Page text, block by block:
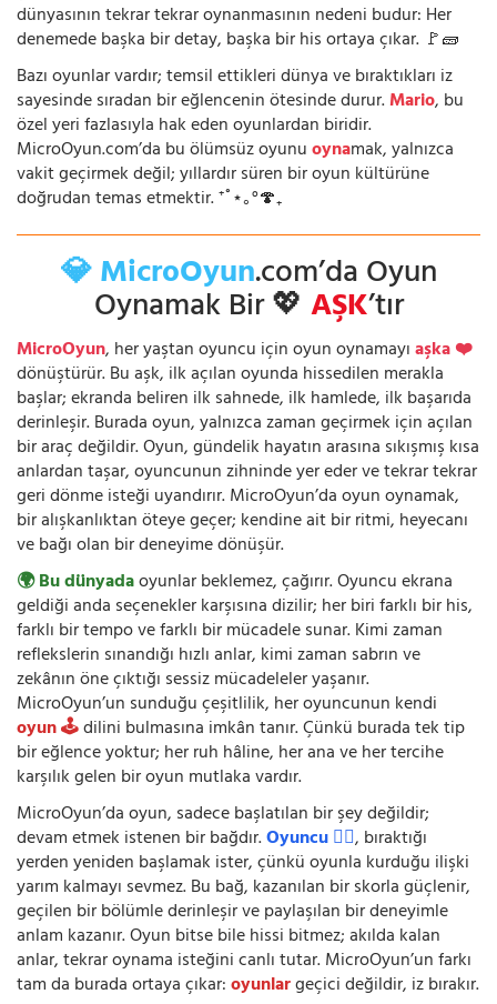
dünyasının tekrar tekrar oynanmasının nedeni budur: Her
denemede başka bir detay, başka bir his ortaya çıkar. 🚩🧱
Bazı oyunlar vardır; temsil ettikleri dünya ve bıraktıkları iz
sayesinde sıradan bir eğlencenin ötesinde durur.Mario, bu
özel yeri fazlasıyla hak eden oyunlardan biridir.
MicroOyun.com’da bu ölümsüz oyunuoynamak, yalnızca
vakit geçirmek değil; yıllardır süren bir oyun kültürüne
doğrudan temas etmektir. ⁺˚⋆｡°🍄₊
💎 MicroOyun.com’da Oyun
Oynamak Bir 💖AŞK’tır
MicroOyun, her yaştan oyuncu için oyun oynamayıaşka ❤️
dönüştürür. Bu aşk, ilk açılan oyunda hissedilen merakla
başlar; ekranda beliren ilk sahnede, ilk hamlede, ilk başarıda
derinleşir. Burada oyun, yalnızca zaman geçirmek için açılan
bir araç değildir. Oyun, gündelik hayatın arasına sıkışmış kısa
anlardan taşar, oyuncunun zihninde yer eder ve tekrar tekrar
geri dönme isteği uyandırır. MicroOyun’da oyun oynamak,
bir alışkanlıktan öteye geçer; kendine ait bir ritmi, heyecanı
ve bağı olan bir deneyime dönüşür.
🌍 Bu dünyadaoyunlar beklemez, çağırır. Oyuncu ekrana
geldiği anda seçenekler karşısına dizilir; her biri farklı bir his,
farklı bir tempo ve farklı bir mücadele sunar. Kimi zaman
reflekslerin sınandığı hızlı anlar, kimi zaman sabrın ve
zekânın öne çıktığı sessiz mücadeleler yaşanır.
MicroOyun’un sunduğu çeşitlilik, her oyuncunun kendi
oyun 🕹️dilini bulmasına imkân tanır. Çünkü burada tek tip
bir eğlence yoktur; her ruh hâline, her ana ve her tercihe
karşılık gelen bir oyun mutlaka vardır.
MicroOyun’da oyun, sadece başlatılan bir şey değildir;
devam etmek istenen bir bağdır.Oyuncu 🧍‍♂️, bıraktığı
yerden yeniden başlamak ister, çünkü oyunla kurduğu ilişki
yarım kalmayı sevmez. Bu bağ, kazanılan bir skorla güçlenir,
geçilen bir bölümle derinleşir ve paylaşılan bir deneyimle
anlam kazanır. Oyun bitse bile hissi bitmez; akılda kalan
anlar, tekrar oynama isteğini canlı tutar. MicroOyun’un farkı
tam da burada ortaya çıkar:oyunlargeçici değildir, iz bırakır.